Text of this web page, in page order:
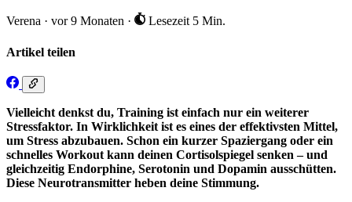
Verena · vor 9 Monaten · Lesezeit 5 Min.
Artikel teilen
Vielleicht denkst du, Training ist einfach nur ein weiterer
Stressfaktor. In Wirklichkeit ist es eines der effektivsten Mittel,
um Stress abzubauen. Schon ein kurzer Spaziergang oder ein
schnelles Workout kann deinen Cortisolspiegel senken – und
gleichzeitig Endorphine, Serotonin und Dopamin ausschütten.
Diese Neurotransmitter heben deine Stimmung.